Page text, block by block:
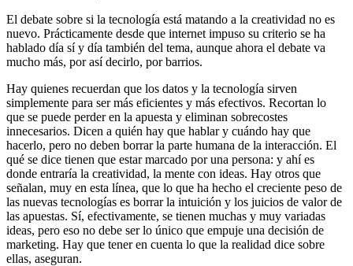
El debate sobre si la tecnología está matando a la creatividad no es
nuevo. Prácticamente desde que internet impuso su criterio se ha
hablado día sí y día también del tema, aunque ahora el debate va
mucho más, por así decirlo, por barrios.
Hay quienes recuerdan que los datos y la tecnología sirven
simplemente para ser más eficientes y más efectivos. Recortan lo
que se puede perder en la apuesta y eliminan sobrecostes
innecesarios. Dicen a quién hay que hablar y cuándo hay que
hacerlo, pero no deben borrar la parte humana de la interacción. El
qué se dice tienen que estar marcado por una persona: y ahí es
donde entraría la creatividad, la mente con ideas. Hay otros que
señalan, muy en esta línea, que lo que ha hecho el creciente peso de
las nuevas tecnologías es borrar la intuición y los juicios de valor de
las apuestas. Sí, efectivamente, se tienen muchas y muy variadas
ideas, pero eso no debe ser lo único que empuje una decisión de
marketing. Hay que tener en cuenta lo que la realidad dice sobre
ellas, aseguran.